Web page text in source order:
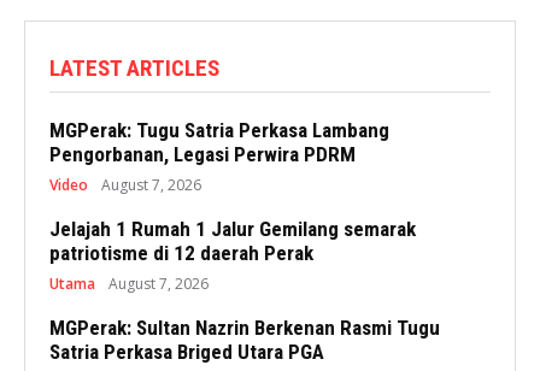
LATEST ARTICLES
MGPerak: Tugu Satria Perkasa Lambang
Pengorbanan, Legasi Perwira PDRM
Video August 7, 2026
Jelajah 1 Rumah 1 Jalur Gemilang semarak
patriotisme di 12 daerah Perak
Utama August 7, 2026
MGPerak: Sultan Nazrin Berkenan Rasmi Tugu
Satria Perkasa Briged Utara PGA